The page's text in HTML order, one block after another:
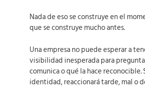
Nada de eso se construye en el
que se construye mucho antes.
Una empresa no puede esperar a
visibilidad inesperada para
comunica o qué la hace reconocible.
identidad, reaccionará tarde, mal o